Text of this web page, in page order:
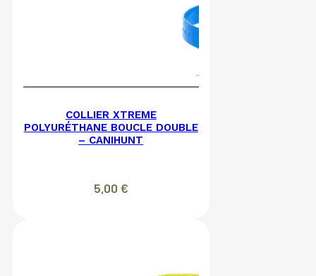
COLLIER XTREME
POLYURÉTHANE BOUCLE DOUBLE
– CANIHUNT
5,00 €